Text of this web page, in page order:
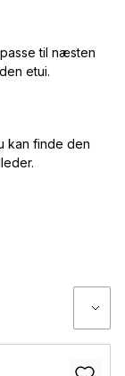
til næsten
etui.
kan finde den